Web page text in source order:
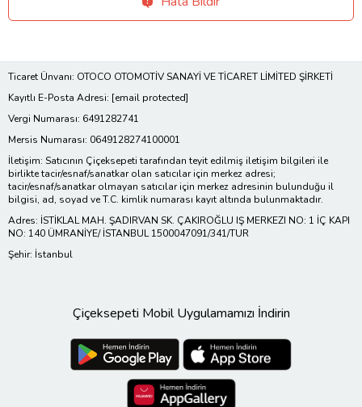
Ticaret Ünvanı: OTOCO OTOMOTİV SANAYİ VE TİCARET LİMİTED ŞİRKETİ
Kayıtlı E-Posta Adresi: [email protected]
Vergi Numarası: 6491282741
Mersis Numarası: 0649128274100001
İletişim: Satıcının Çiçeksepeti tarafından teyit edilmiş iletişim bilgileri ile
birlikte tacir/esnaf/sanatkar olan satıcılar için merkez adresi;
tacir/esnaf/sanatkar olmayan satıcılar için merkez adresinin bulunduğu il
bilgisi, ad, soyad ve T.C. kimlik numarası kayıt altında bulunmaktadır.
Adres: İSTİKLAL MAH. ŞADIRVAN SK. ÇAKIROĞLU IŞ MERKEZI NO: 1 İÇ KAPI
NO: 140 ÜMRANİYE/ İSTANBUL 1500047091/341/TUR
Şehir: İstanbul
Çiçeksepeti Mobil Uygulamamızı İndirin